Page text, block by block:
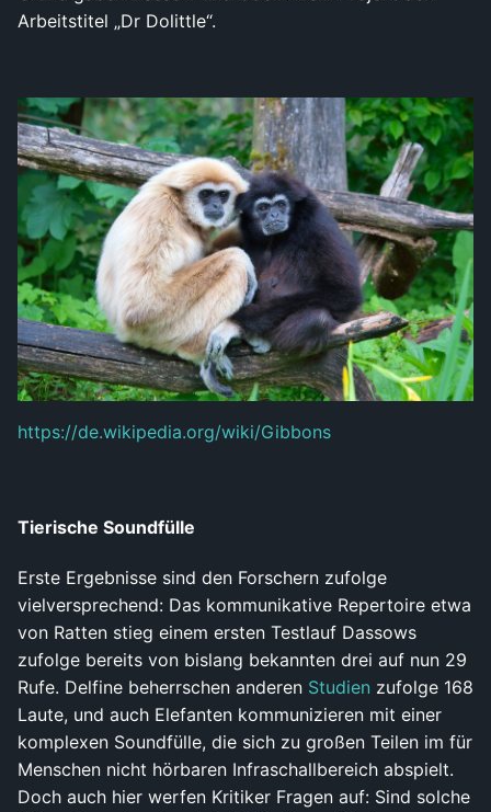
Arbeitstitel „Dr Dolittle“.
https://de.wikipedia.org/wiki/Gibbons
Tierische Soundfülle
Erste Ergebnisse sind den Forschern zufolge
vielversprechend: Das kommunikative Repertoire etwa
von Ratten stieg einem ersten Testlauf Dassows
zufolge bereits von bislang bekannten drei auf nun 29
Rufe. Delfine beherrschen anderen Studien zufolge 168
Laute, und auch Elefanten kommunizieren mit einer
komplexen Soundfülle, die sich zu großen Teilen im für
Menschen nicht hörbaren Infraschallbereich abspielt.
Doch auch hier werfen Kritiker Fragen auf: Sind solche